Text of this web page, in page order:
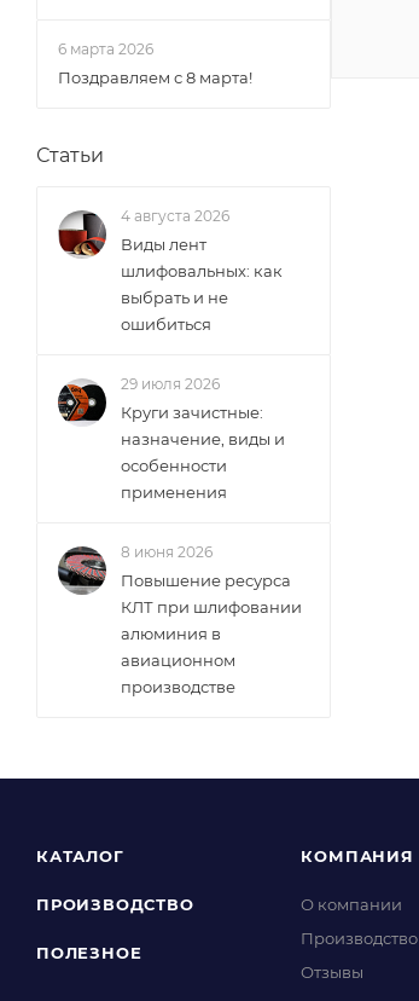
6 марта 2026
Поздравляем с 8 марта!
Статьи
4 августа 2026
Виды лент
шлифовальных: как
выбрать и не
ошибиться
29 июля 2026
Круги зачистные:
назначение, виды и
особенности
применения
8 июня 2026
Повышение ресурса
КЛТ при шлифовании
алюминия в
авиационном
производстве
КАТАЛОГ
ПРОИЗВОДСТВО
ПОЛЕЗНОЕ
КОМПАНИЯ
О компании
Производство
Отзывы